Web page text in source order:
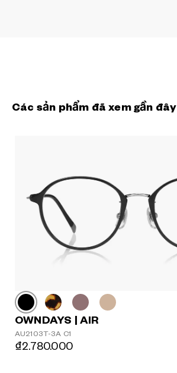
Các sản phẩm đã xem gần đây
OWNDAYS | AIR
AU2103T-3A C1
₫2.780.000